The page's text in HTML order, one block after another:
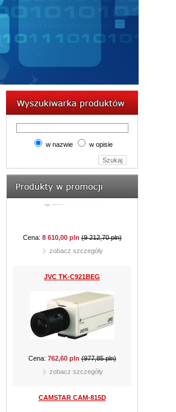
w nazwie w opisie
zobacz szczegóły
AVerDiGi EB5416DVD Pro
Cena:8 610,00 pln (9 212,70 pln)
zobacz szczegóły
762,60 pln
(977,85 pln)
zobacz szczegóły
CAMSTAR CAM-815D